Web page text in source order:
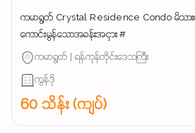
ကမာရွတ် Crystal Residence Condo မိသာ
ကောင်းမွန်သောအခန်းအငှား #
ကမာရွတ် | ရန်ကုန်တိုင်းဒေသကြီး
ကွန်ဒို
60 သိန်း (ကျပ်)